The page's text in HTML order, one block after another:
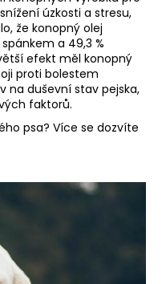
úzkosti a stresu,
že konopný olej
a 49,3 %
efekt měl konopný
proti bolestem
na duševní stav pejska,
faktorů.
psa? Více se dozvíte